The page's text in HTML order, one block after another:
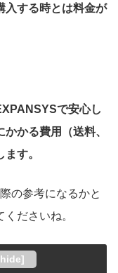
入する時とは料金が
で安心し
かる費用（送料、
す。
の参考になるかと
ださいね。
hide]